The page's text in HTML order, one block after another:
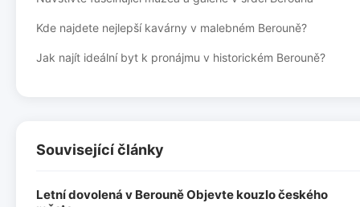
Kde najdete nejlepší kavárny v malebném Berouně?
Jak najít ideální byt k pronájmu v historickém Berouně?
Související články
Letní dovolená v Berouně Objevte kouzlo českého